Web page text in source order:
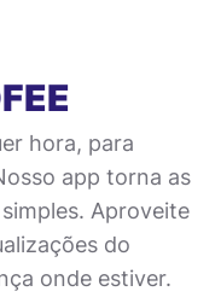
hora, para
app torna as
Aproveite
do
onde estiver.